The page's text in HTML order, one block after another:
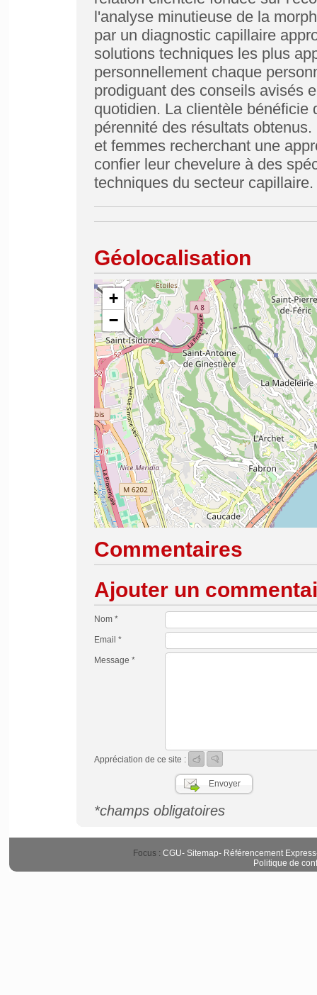
l'analyse minutieuse de la
par un diagnostic capillaire
solutions techniques les plus
personnellement chaque
prodiguant des conseils avisés
quotidien. La clientèle
pérennité des résultats
et femmes recherchant une
confier leur chevelure à des
techniques du secteur capillaire.
Géolocalisation
+
−
Commentaires
Ajouter un
Nom *
Email *
Message *
Appréciation de ce site :
*champs obligatoires
Focus : CGU- Sitemap- Référencement Express
Politique de